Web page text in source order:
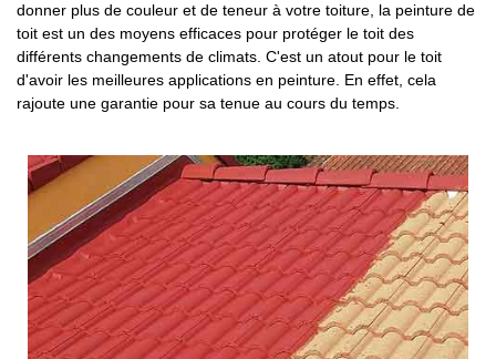
donner plus de couleur et de teneur à votre toiture, la peinture de
toit est un des moyens efficaces pour protéger le toit des
différents changements de climats. C'est un atout pour le toit
d'avoir les meilleures applications en peinture. En effet, cela
rajoute une garantie pour sa tenue au cours du temps.